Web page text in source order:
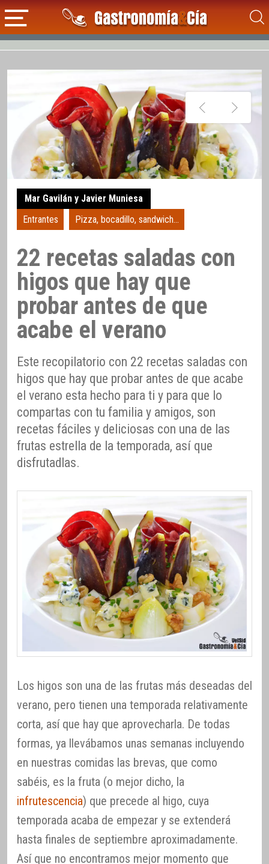
Mar Gavilán y Javier Muniesa
Entrantes
Pizza, bocadillo, sandwich...
22 recetas saladas con
higos que hay que
probar antes de que
acabe el verano
Este recopilatorio con 22 recetas saladas con
higos que hay que probar antes de que acabe
el verano esta hecho para ti y para que lo
compartas con tu familia y amigos, son
recetas fáciles y deliciosas con una de las
frutas estrella de la temporada, así que
disfrutadlas.
Los higos son una de las frutas más deseadas del
verano, pero tienen una temporada relativamente
corta, así que hay que aprovecharla. De todas
formas, ya llevábamos unas semanas incluyendo
en nuestras comidas las brevas, que como
sabéis, es la fruta (o mejor dicho, la
infrutescencia) que precede al higo, cuya
temporada acaba de empezar y se extenderá
hasta finales de septiembre aproximadamente.
Así que no encontramos mejor momento que